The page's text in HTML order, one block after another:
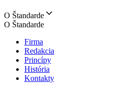
O Štandarde
O Štandarde
Firma
Redakcia
Princípy
História
Kontakty